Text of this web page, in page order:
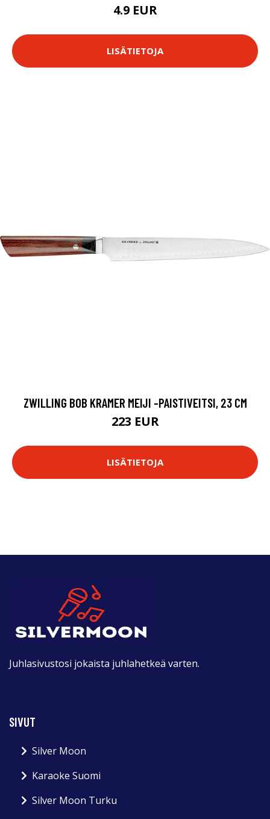
4.9 EUR
LISÄTIETOJA
ZWILLING BOB KRAMER MEIJI -PAISTIVEITSI, 23 CM
223 EUR
LISÄTIETOJA
Juhlasivustosi jokaista juhlahetkeä varten.
SIVUT
Silver Moon
Karaoke Suomi
Silver Moon Turku